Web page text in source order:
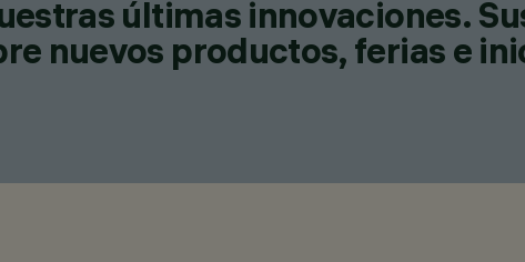
últimas innovaciones.
nuevos productos, ferias e